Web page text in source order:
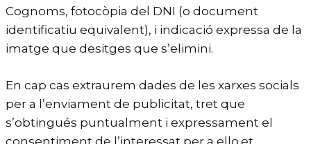
Cognoms, fotocòpia del DNI (o document
identificatiu equivalent), i indicació expressa de la
imatge que desitges que s’elimini.
En cap cas extraurem dades de les xarxes socials
per a l’enviament de publicitat, tret que
s’obtingués puntualment i expressament el
consentiment de l’interessat per a ello.et